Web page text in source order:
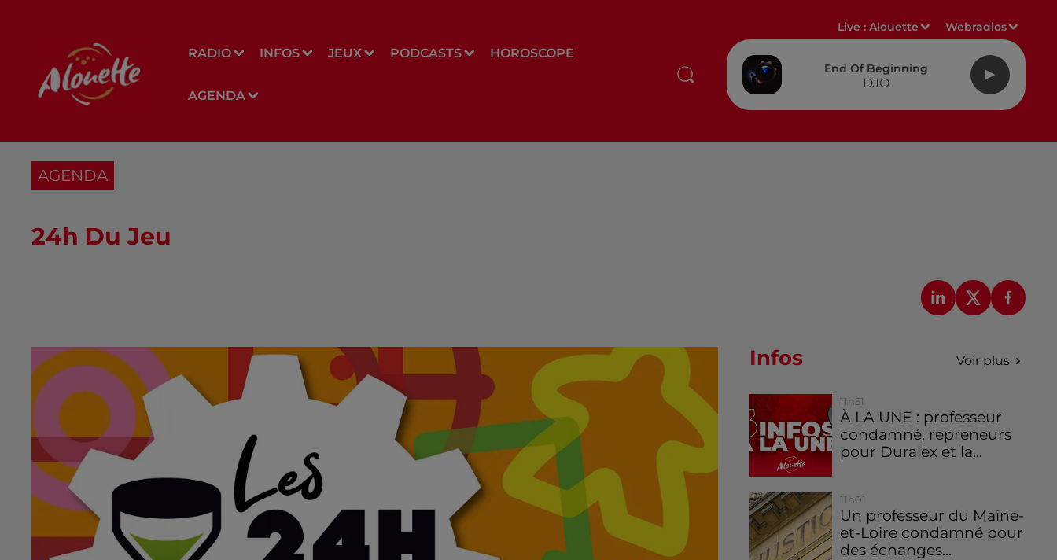
RADIO INFOS JEUX PODCASTS HOROSCOPE
AGENDA
Live :Alouette Webradios
End Of Beginning
DJO
AGENDA
24h Du Jeu
Infos Voir plus
11h51
À LA UNE : professeur
condamné, repreneurs
pour Duralex et la...
11h01
Un professeur du Maine-
et-Loire condamné pour
des échanges...